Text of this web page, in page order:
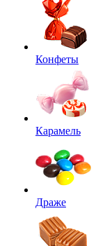
Конфеты
Карамель
Драже